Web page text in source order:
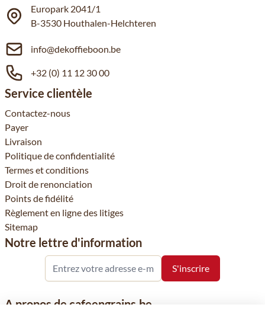
Europark 2041/1
B-3530 Houthalen-Helchteren
info@dekoffieboon.be
+32 (0) 11 12 30 00
Service clientèle
Contactez-nous
Payer
Livraison
Politique de confidentialité
Termes et conditions
Droit de renonciation
Points de fidélité
Règlement en ligne des litiges
Sitemap
Notre lettre d'information
A propos de cafeengrains.be